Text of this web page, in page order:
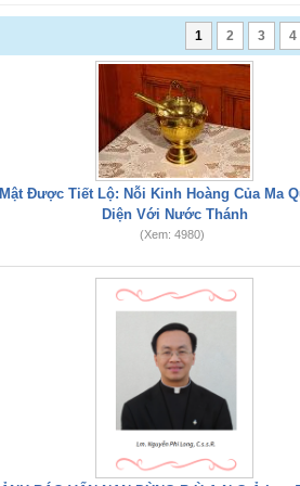
1 2 3 4
Được Tiết Lộ: Nỗi Kinh Hoàng Của Ma
Diện Với Nước Thánh
(Xem: 4980)